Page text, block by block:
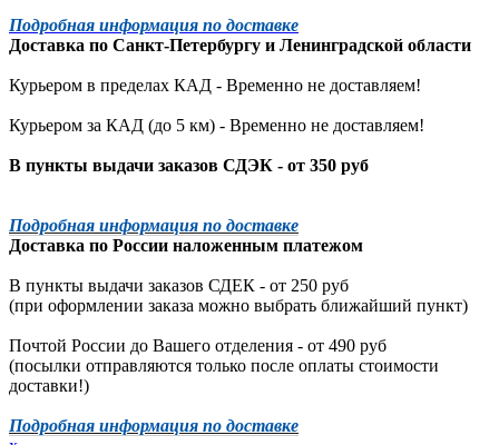
Подробная информация по доставке
Доставка по Санкт-Петербургу и Ленинградской области
Курьером в пределах КАД - Временно не доставляем!
Курьером за КАД (до 5 км) - Временно не доставляем!
В пункты выдачи заказов СДЭК - от 350 руб
Подробная информация по доставке
Доставка по России наложенным платежом
В пункты выдачи заказов СДЕК - от 250 руб
(при оформлении заказа можно выбрать ближайший пункт)
Почтой России до Вашего отделения - от 490 руб
(посылки отправляются только после оплаты стоимости
доставки!)
Подробная информация по доставке